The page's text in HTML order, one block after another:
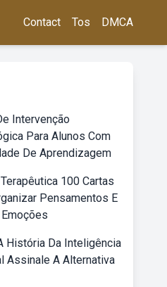
Contact Tos DMCA
Intervenção
Para Alunos Com
De Aprendizagem
100 Cartas
Pensamentos E
História Da Inteligência
Assinale A Alternativa